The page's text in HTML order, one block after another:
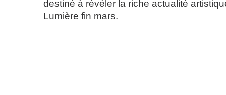
destiné à révéler la riche actualité
Lumière fin mars.